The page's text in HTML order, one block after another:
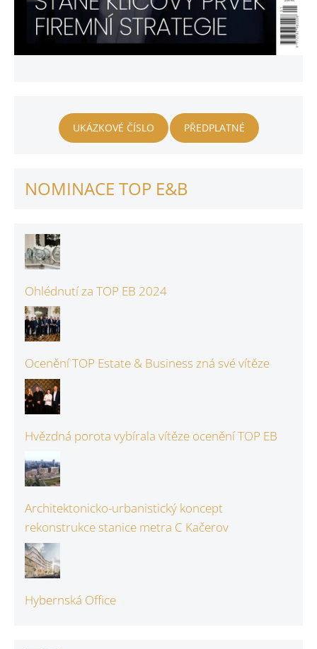
UKÁZKOVÉ ČÍSLO PŘEDPLATNÉ
NOMINACE TOP E&B
Ohlédnutí za TOP EB 2024
Ocenění TOP Estate & Business zná své vítěze
Hvězdná porota vybírala vítěze ocenění TOP EB
Architektonicko-urbanistický koncept
rekonstrukce stanice metra C Kačerov
Hybernská Office